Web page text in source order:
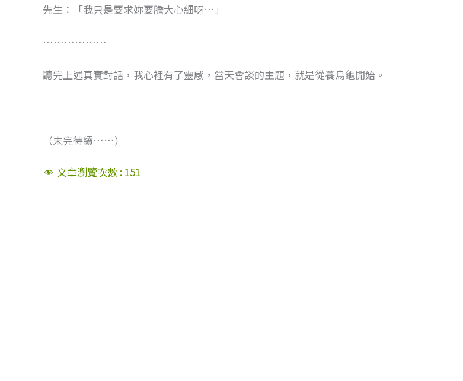
先生：「我只是要求妳要膽大心細呀…」
………………
聽完上述真實對話，我心裡有了靈感，當天會談的主題，就是從養烏龜開始。
（未完待續……）
文章瀏覽次數 : 151